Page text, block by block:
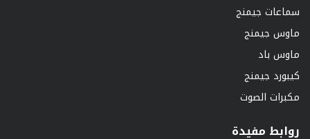
سماعات جيمنج
ماوس جيمنج
ماوس باد
كيبورد جيمنج
مكبرات الصوت
روابط مفيدة